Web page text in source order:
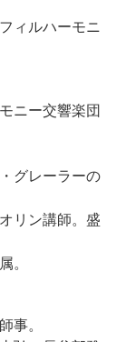
ィルハーモニ
ニー交響楽団
グレーラーの
リン講師。盛
。
事。